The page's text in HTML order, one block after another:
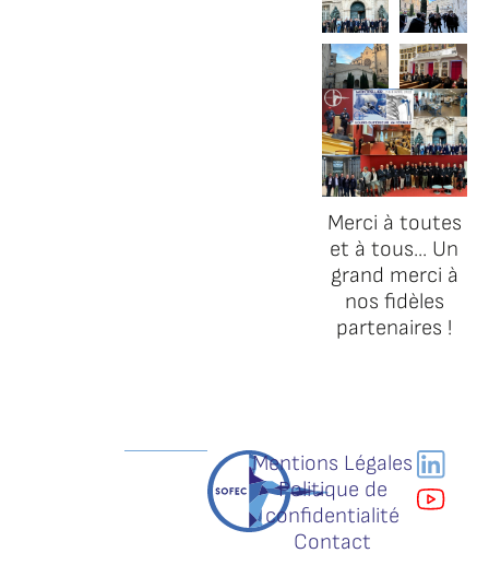
Merci à toutes
et à tous... Un
grand merci à
nos fidèles
partenaires !
Mentions Légales
Politique de
confidentialité
Contact